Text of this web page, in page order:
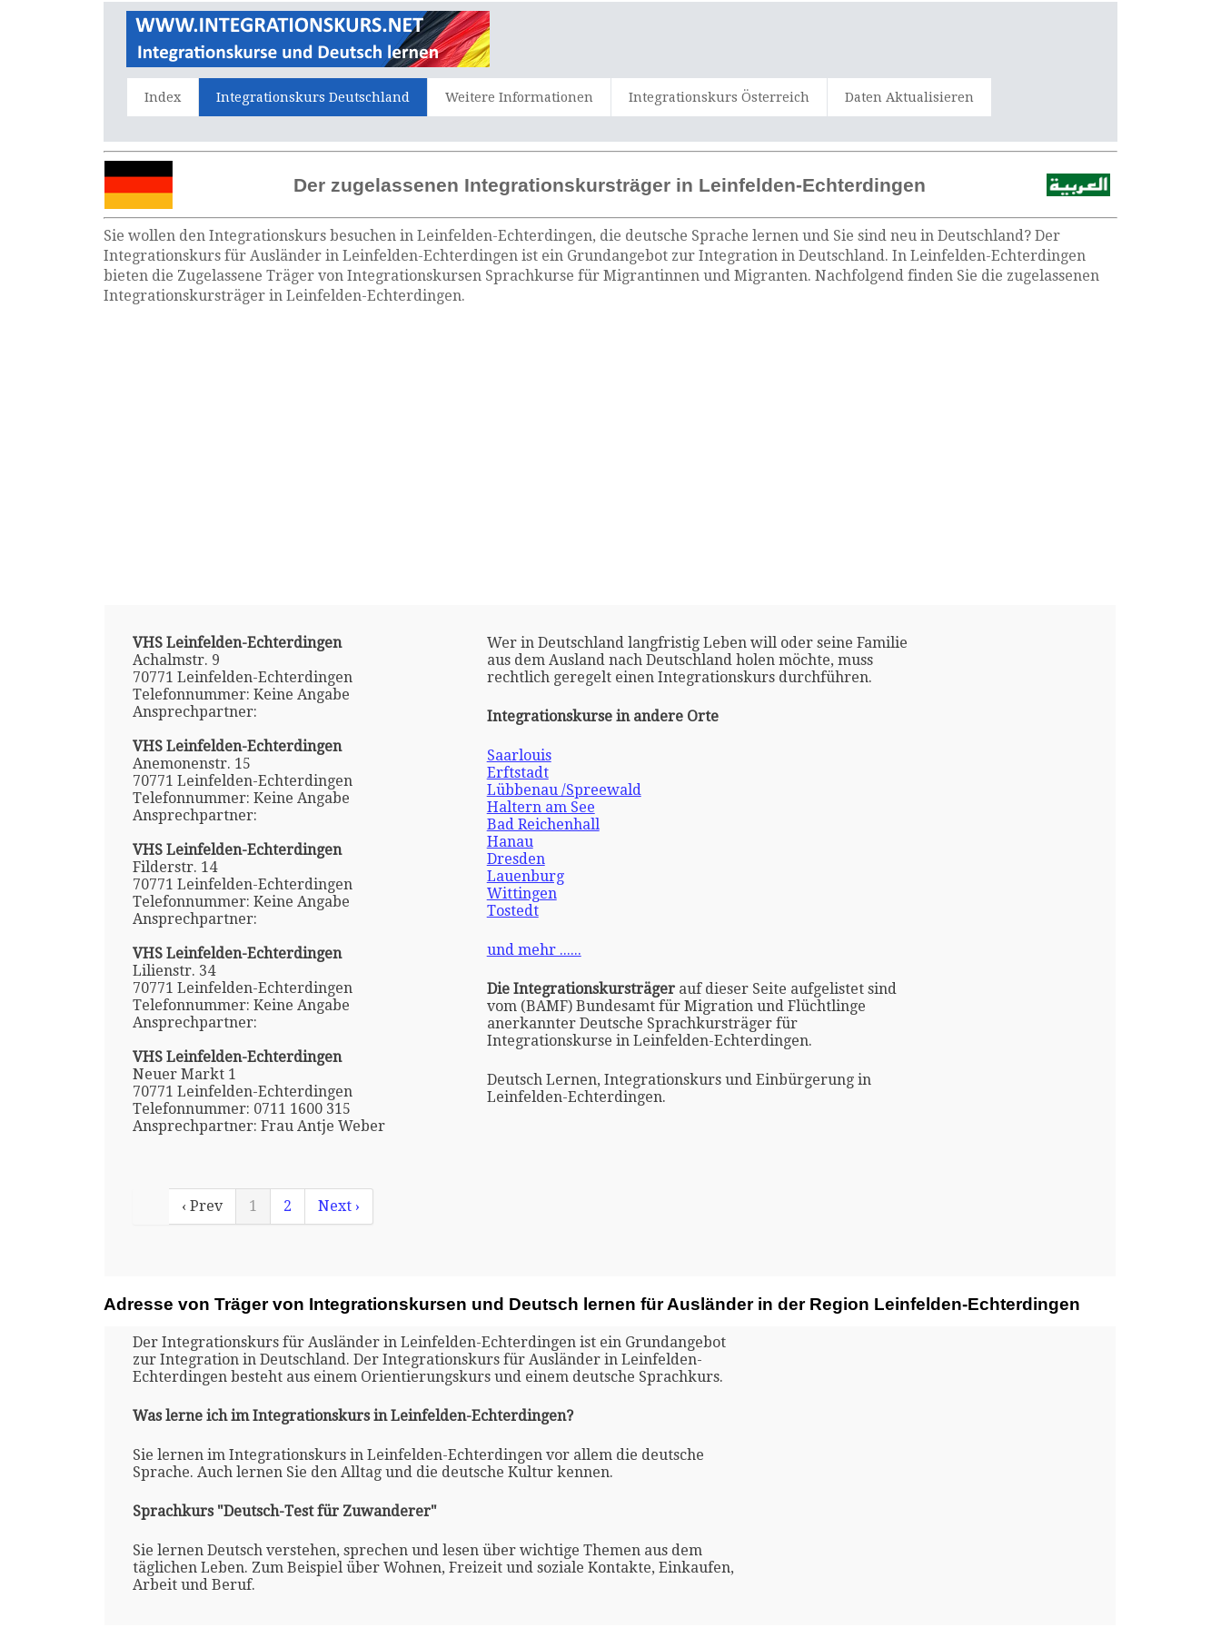
Index Integrationskurs Deutschland Weitere Informationen Integrationskurs Österreich Daten Aktualisieren
Der zugelassenen Integrationskursträger in Leinfelden-Echterdingen
Sie wollen den Integrationskurs besuchen in Leinfelden-Echterdingen, die deutsche Sprache lernen und Sie sind neu in Deutschland? Der
Integrationskurs für Ausländer in Leinfelden-Echterdingen ist ein Grundangebot zur Integration in Deutschland. In Leinfelden-Echterdingen
bieten die Zugelassene Träger von Integrationskursen Sprachkurse für Migrantinnen und Migranten. Nachfolgend finden Sie die zugelassenen
Integrationskursträger in Leinfelden-Echterdingen.
VHS Leinfelden-Echterdingen
Achalmstr. 9
70771 Leinfelden-Echterdingen
Telefonnummer: Keine Angabe
Ansprechpartner:
VHS Leinfelden-Echterdingen
Anemonenstr. 15
70771 Leinfelden-Echterdingen
Telefonnummer: Keine Angabe
Ansprechpartner:
VHS Leinfelden-Echterdingen
Filderstr. 14
70771 Leinfelden-Echterdingen
Telefonnummer: Keine Angabe
Ansprechpartner:
VHS Leinfelden-Echterdingen
Lilienstr. 34
70771 Leinfelden-Echterdingen
Telefonnummer: Keine Angabe
Ansprechpartner:
VHS Leinfelden-Echterdingen
Neuer Markt 1
70771 Leinfelden-Echterdingen
Telefonnummer: 0711 1600 315
Ansprechpartner: Frau Antje Weber
‹ Prev 1 2 Next ›
Wer in Deutschland langfristig Leben will oder seine Familie
aus dem Ausland nach Deutschland holen möchte, muss
rechtlich geregelt einen Integrationskurs durchführen.
Integrationskurse in andere Orte
Saarlouis
Erftstadt
Lübbenau /Spreewald
Haltern am See
Bad Reichenhall
Hanau
Dresden
Lauenburg
Wittingen
Tostedt
und mehr ......
Die Integrationskursträgerauf dieser Seite aufgelistet sind
vom (BAMF) Bundesamt für Migration und Flüchtlinge
anerkannter Deutsche Sprachkursträger für
Integrationskurse in Leinfelden-Echterdingen.
Deutsch Lernen, Integrationskurs und Einbürgerung in
Leinfelden-Echterdingen.
Adresse von Träger von Integrationskursen und Deutsch lernen für Ausländer in der Region Leinfelden-Echterdingen
Der Integrationskurs für Ausländer in Leinfelden-Echterdingen ist ein Grundangebot
zur Integration in Deutschland. Der Integrationskurs für Ausländer in Leinfelden-
Echterdingen besteht aus einem Orientierungskurs und einem deutsche Sprachkurs.
Was lerne ich im Integrationskurs in Leinfelden-Echterdingen?
Sie lernen im Integrationskurs in Leinfelden-Echterdingen vor allem die deutsche
Sprache. Auch lernen Sie den Alltag und die deutsche Kultur kennen.
Sprachkurs "Deutsch-Test für Zuwanderer"
Sie lernen Deutsch verstehen, sprechen und lesen über wichtige Themen aus dem
täglichen Leben. Zum Beispiel über Wohnen, Freizeit und soziale Kontakte, Einkaufen,
Arbeit und Beruf.